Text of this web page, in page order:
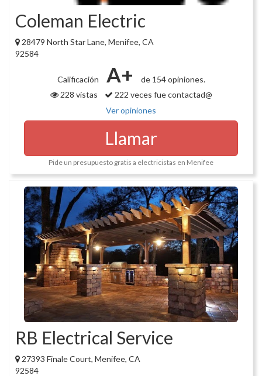
Coleman Electric
28479 North Star Lane, Menifee, CA
92584
Calificación A+
de 154 opiniones.
228 vistas
222 veces fue contactad@
Ver opiniones
Llamar
Pide un presupuesto gratis a electricistas en Menifee
RB Electrical Service
27393 Finale Court, Menifee, CA
92584